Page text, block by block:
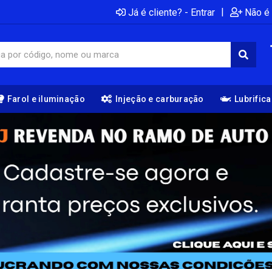
Já é cliente? - Entrar | Não
Farol e iluminação Injeção e carburação